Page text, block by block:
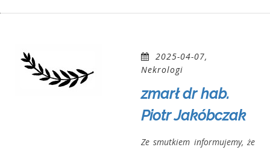
2025-04-07,
Nekrologi
zmarł dr hab.
Piotr Jakóbczak
Ze smutkiem informujemy, że